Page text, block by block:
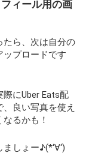
ィール用の画
たら、次は自分の
ップロードです
にUber Eats配
良い写真を使え
るかも！
しょー♪(*‘∀‘)